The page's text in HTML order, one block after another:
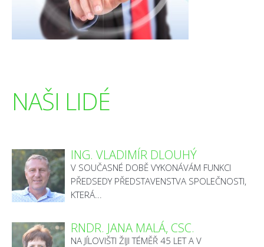
NAŠI LIDÉ
ING. VLADIMÍR DLOUHÝ
V SOUČASNÉ DOBĚ VYKONÁVÁM FUNKCI
PŘEDSEDY PŘEDSTAVENSTVA SPOLEČNOSTI,
KTERÁ...
RNDR. JANA MALÁ, CSC.
NA JÍLOVIŠTI ŽIJI TÉMĚŘ 45 LET A V